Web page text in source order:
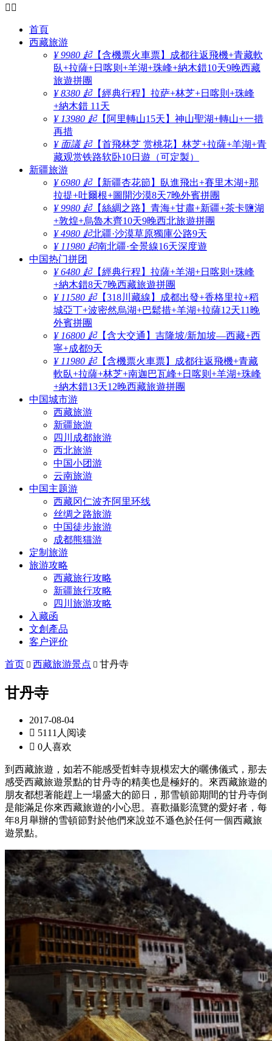
 
首頁
西藏旅游
¥ 9980 起【含機票火車票】成都往返飛機+青藏軟
臥+拉薩+日喀则+羊湖+珠峰+納木錯10天9晚西藏
旅遊拼團
¥ 8380 起【經典行程】拉萨+林芝+日喀則+珠峰
+納木錯 11天
¥ 13980 起【阿里轉山15天】神山聖湖+轉山+一措
再措
¥ 面議 起【首飛林芝 赏桃花】林芝+拉薩+羊湖+青
藏观赏铁路软卧10日遊（可定製）
新疆旅游
¥ 6980 起【新疆杏花節】臥進飛出+賽里木湖+那
拉提+吐爾根+圖開沙漠8天7晚外賓拼團
¥ 9980 起【絲綢之路】青海+甘肅+新疆+茶卡鹽湖
+敦煌+烏魯木齊10天9晚西北旅遊拼團
¥ 4980 起北疆·沙漠草原獨庫公路9天
¥ 11980 起南北疆·全景線16天深度遊
中国热门拼团
¥ 6480 起【經典行程】拉薩+羊湖+日喀则+珠峰
+納木錯8天7晚西藏旅遊拼團
¥ 11580 起【318川藏線】成都出發+香格里拉+稻
城亞丁+波密然烏湖+巴鬆措+羊湖+拉薩12天11晚
外賓拼團
¥ 16800 起【含大交通】吉隆坡/新加坡—西藏+西
寧+成都9天
¥ 11980 起【含機票火車票】成都往返飛機+青藏
軟臥+拉薩+林芝+南迦巴瓦峰+日喀则+羊湖+珠峰
+納木錯13天12晚西藏旅遊拼團
中国城市游
西藏旅游
新疆旅游
四川成都旅游
西北旅游
中国小团游
云南旅游
中国主题游
西藏冈仁波齐阿里环线
丝绸之路旅游
中国徒步旅游
成都熊猫游
定制旅游
旅游攻略
西藏旅行攻略
新疆旅行攻略
四川旅游攻略
入藏函
文創產品
客户评价
首页  西藏旅游景点  甘丹寺
甘丹寺
2017-08-04
 5111人阅读
 0人喜欢
到西藏旅遊，如若不能感受哲蚌寺規模宏大的曬佛儀式，那去
感受西藏旅遊景點的甘丹寺的精美也是極好的。來西藏旅遊的
朋友都想著能趕上一場盛大的節日，那雪頓節期間的甘丹寺倒
是能滿足你來西藏旅遊的小心思。喜歡攝影流覽的愛好者，每
年8月舉辦的雪頓節對於他們來說並不遜色於任何一個西藏旅
遊景點。